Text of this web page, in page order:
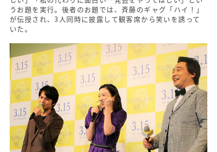
うお題を実行。後者のお題では、斉藤のギャグ「ハイ！」
が伝授され、3人同時に披露して観客席から笑いを誘って
いた。